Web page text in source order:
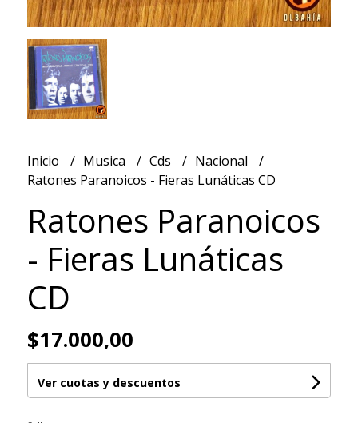
Inicio Musica Cds
Nacional
Ratones Paranoicos - Fieras Lunáticas CD
Ratones Paranoicos
- Fieras Lunáticas
CD
$17.000,00
Ver cuotas y descuentos